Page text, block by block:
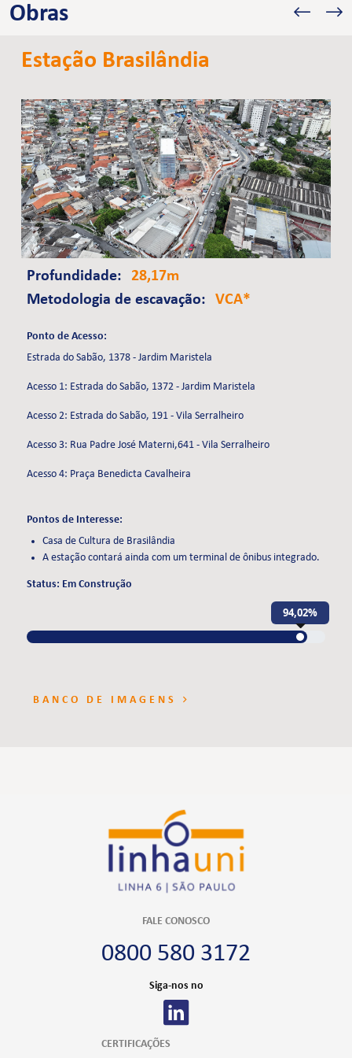
Obras
Estação Brasilândia
Profundidade:
28,17m
Metodologia de escavação:
VCA*
Ponto de Acesso:
Estrada do Sabão, 1378 - Jardim Maristela
Acesso 1: Estrada do Sabão, 1372 - Jardim Maristela
Acesso 2: Estrada do Sabão, 191 - Vila Serralheiro
Acesso 3: Rua Padre José Materni,641 - Vila Serralheiro
Acesso 4: Praça Benedicta Cavalheira
Pontos de Interesse:
Casa de Cultura de Brasilândia
A estação contará ainda com um terminal de ônibus integrado.
Status: Em Construção
BANCO DE IMAGENS
FALE CONOSCO
0800 580 3172
Siga-nos no
CERTIFICAÇÕES
94,02%